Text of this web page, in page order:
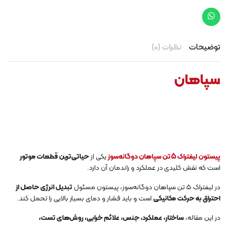
توضیحات نظرات (0)
سپاهان
پیستون لیفتراک 5 تن سپاهان دوگانه‌سوز یکی ازحیاتی‌ترین قطعات موتور
است که نقش کلیدی در عملکرد و راندمان آن دارد.
در لیفتراک 5 تن سپاهان دوگانه‌سوز، پیستون مسئول
تبدیل انرژی حاصل از
احتراق به حرکت مکانیکیاست و باید فشار و دمای بسیار بالایی را تحمل کند.
در این مقاله،ساختار، عملکرد، جنس، علائم خرابی، روش‌های تست،